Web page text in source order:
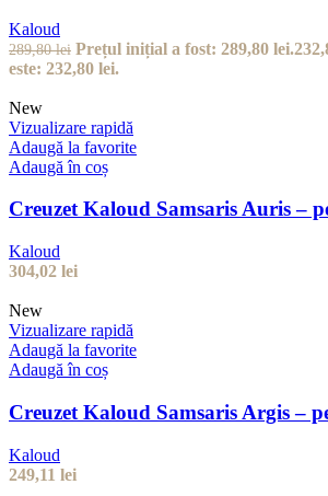
Kaloud
289,80lei Prețul inițial a fost: 289,80 lei.
este: 232,80 lei.
New
Vizualizare rapidă
Adaugă la favorite
Adaugă în coș
Creuzet Kaloud Samsaris Auris –
Kaloud
304,02 lei
New
Vizualizare rapidă
Adaugă la favorite
Adaugă în coș
Creuzet Kaloud Samsaris Argis –
Kaloud
249,11 lei